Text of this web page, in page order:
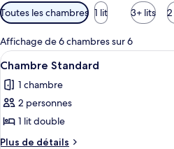
Filtres
disponibles
pour
les
chambres
Toutes les chambres 1 lit 3+ lits
Affichage de 6 chambres sur 6
Afficher
toutes
les
photos
pour
ce
11
Chambre Standard
1 chambre
2 personnes
1 lit double
Plus de détails
Plus